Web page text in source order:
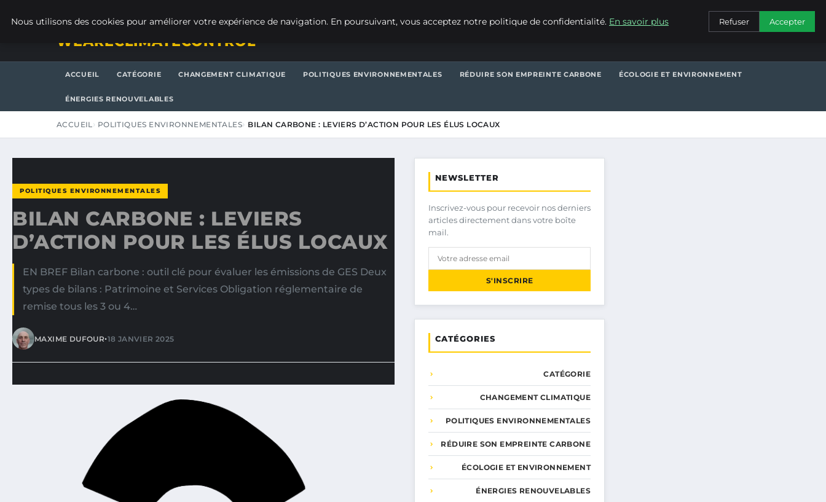
CONTACT
WEARECLIMATECONTROL
ACCUEIL CATÉGORIE CHANGEMENT CLIMATIQUE POLITIQUES ENVIRONNEMENTALES RÉDUIRE SON EMPREINTE CARBONE ÉCOLOGIE ET ENVIRONNEMENT
ÉNERGIES RENOUVELABLES
ACCUEIL POLITIQUES ENVIRONNEMENTALES BILAN CARBONE : LEVIERS D’ACTION POUR LES ÉLUS LOCAUX
POLITIQUES ENVIRONNEMENTALES
BILAN CARBONE : LEVIERS
D’ACTION POUR LES ÉLUS LOCAUX
EN BREF Bilan carbone : outil clé pour évaluer les émissions de GES Deux
types de bilans : Patrimoine et Services Obligation réglementaire de
remise tous les 3 ou 4…
MAXIME DUFOUR•18 JANVIER 2025
NEWSLETTER
Inscrivez-vous pour recevoir nos derniers
articles directement dans votre boîte
mail.
S'INSCRIRE
CATÉGORIES
CATÉGORIE
CHANGEMENT CLIMATIQUE
POLITIQUES ENVIRONNEMENTALES
RÉDUIRE SON EMPREINTE CARBONE
ÉCOLOGIE ET ENVIRONNEMENT
ÉNERGIES RENOUVELABLES
Nous utilisons des cookies pour améliorer votre expérience de navigation. En poursuivant, vous acceptez notre politique de confidentialité. En savoir plus Refuser Accepter